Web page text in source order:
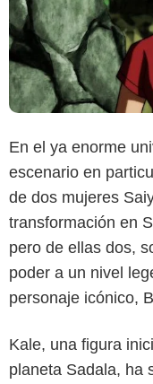
En el ya enorme
escenario en
de dos mujeres
transformación en
pero de ellas dos,
poder a un nivel
personaje icónico,
Kale, una figura
planeta Sadala, ha